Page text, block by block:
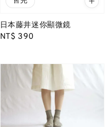
日本藤井迷你顯微鏡
Regular
NT$ 390